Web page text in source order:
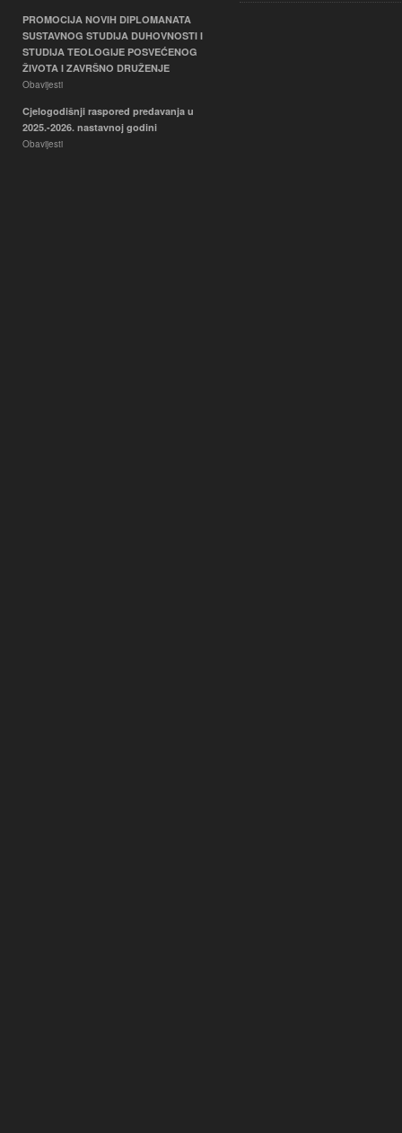
PROMOCIJA NOVIH DIPLOMANATA
SUSTAVNOG STUDIJA DUHOVNOSTI I
STUDIJA TEOLOGIJE POSVEĆENOG
ŽIVOTA I ZAVRŠNO DRUŽENJE
Obavijesti
Cjelogodišnji raspored predavanja u
2025.-2026. nastavnoj godini
Obavijesti